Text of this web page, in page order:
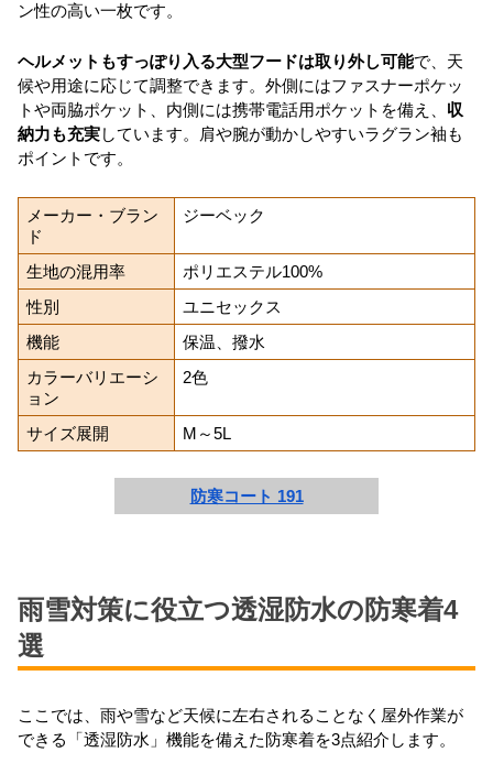
ン性の高い一枚です。
ヘルメットもすっぽり入る大型フードは取り外し可能で、天
候や用途に応じて調整できます。外側にはファスナーポケッ
トや両脇ポケット、内側には携帯電話用ポケットを備え、 収
納力も充実しています。肩や腕が動かしやすいラグラン袖も
ポイントです。
メーカー・ブラン
ド
ジーベック
生地の混用率
ポリエステル100%
性別
ユニセックス
機能
保温、撥水
カラーバリエーシ
ョン
2色
サイズ展開 M～5L
防寒コート 191
雨雪対策に役立つ透湿防水の防寒着4
選
ここでは、雨や雪など天候に左右されることなく屋外作業が
できる「透湿防水」機能を備えた防寒着を3点紹介します。